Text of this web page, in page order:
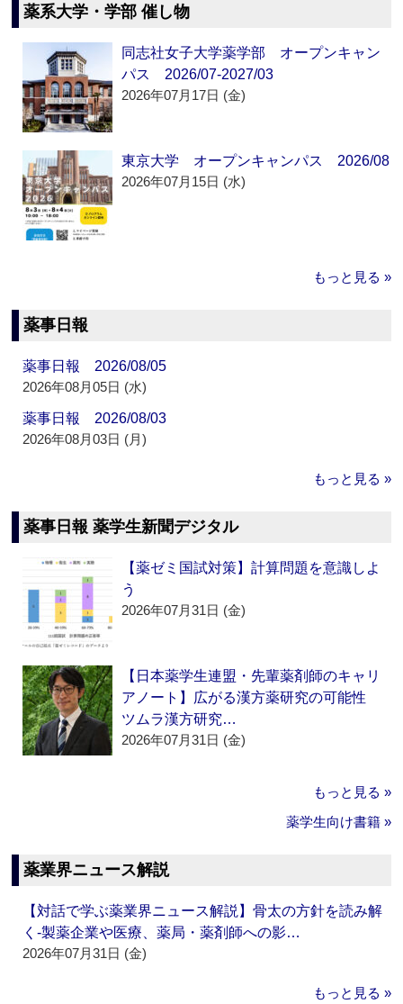
薬系大学・学部 催し物
同志社女子大学薬学部 オープンキャン
パス 2026/07-2027/03
2026年07月17日 (金)
東京大学 オープンキャンパス 2026/08
2026年07月15日 (水)
もっと見る »
薬事日報
薬事日報 2026/08/05
2026年08月05日 (水)
薬事日報 2026/08/03
2026年08月03日 (月)
もっと見る »
薬事日報 薬学生新聞デジタル
【薬ゼミ国試対策】計算問題を意識しよ
う
2026年07月31日 (金)
【日本薬学生連盟・先輩薬剤師のキャリ
アノート】広がる漢方薬研究の可能性
ツムラ漢方研究…
2026年07月31日 (金)
もっと見る »
薬学生向け書籍 »
薬業界ニュース解説
【対話で学ぶ薬業界ニュース解説】骨太の方針を読み解
く‐製薬企業や医療、薬局・薬剤師への影…
2026年07月31日 (金)
もっと見る »